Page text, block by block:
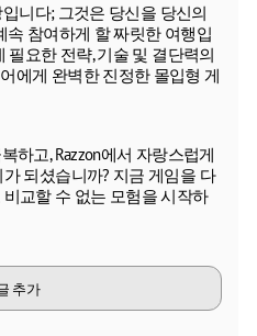
니다; 그것은 당신을 당신의
속 참여하게 할 짜릿한 여행입
필요한 전략, 기술 및 결단력의
에게 완벽한 진정한 몰입형 게
하고, Razzon에서 자랑스럽게
되셨습니까? 지금 게임을 다
교할 수 없는 모험을 시작하
추가